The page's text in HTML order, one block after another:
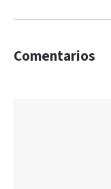
Comentarios